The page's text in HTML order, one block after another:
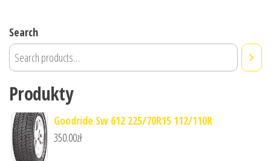
Search
Produkty
Goodride Sw 612 225/70R15 112/110R
350.00zł